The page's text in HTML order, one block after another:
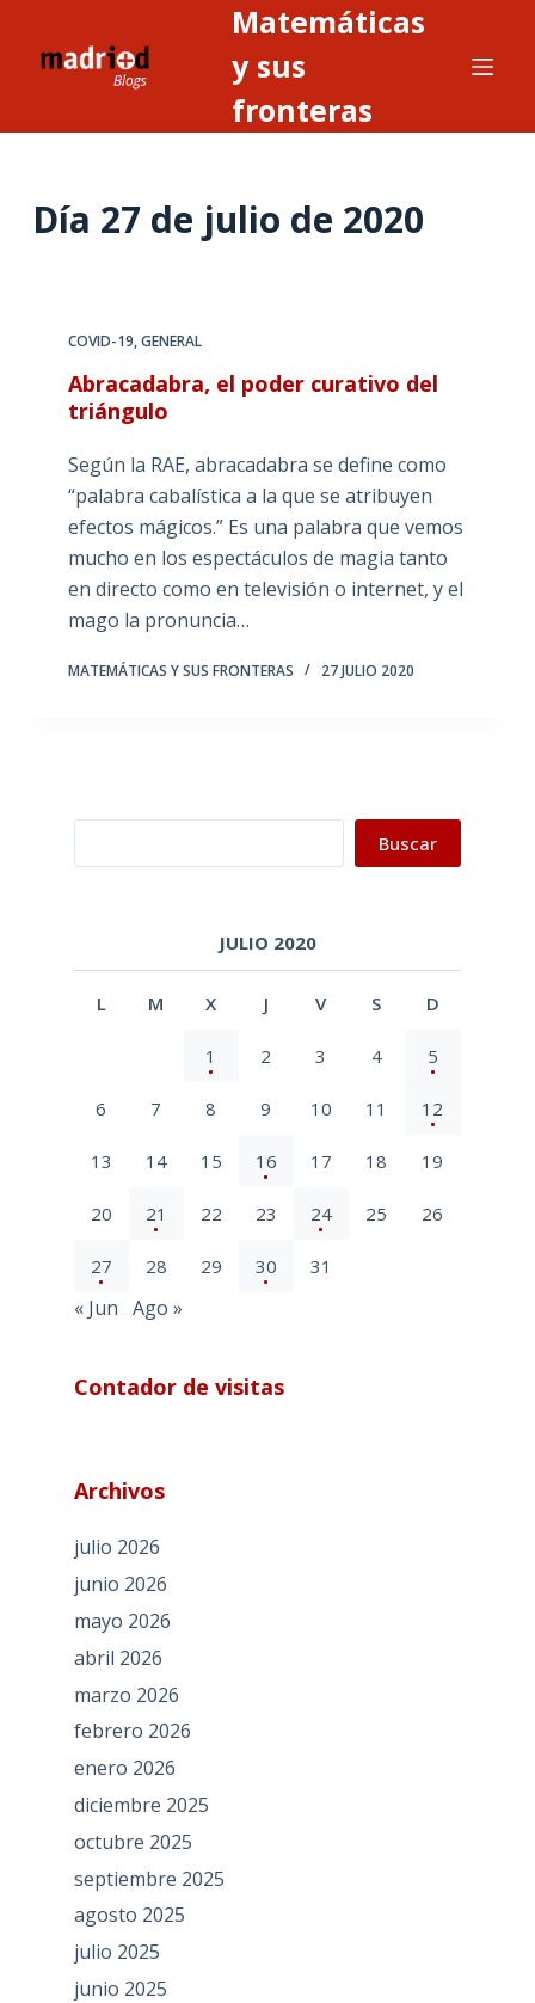
Matemáticas
y sus
fronteras
Día 27 de julio de 2020
COVID-19,GENERAL
Abracadabra, el poder curativo del
triángulo
Según la RAE, abracadabra se define como
“palabra cabalística a la que se atribuyen
efectos mágicos.” Es una palabra que vemos
mucho en los espectáculos de magia tanto
en directo como en televisión o internet, y el
mago la pronuncia…
MATEMÁTICAS Y SUS FRONTERAS 27 JULIO 2020
Buscar
JULIO 2020
L M X J V S D
1 2 3 4 5
6 7 8 9 10 11 12
13 14 15 16 17 18 19
20 21 22 23 24 25 26
27 28 29 30 31
« Jun Ago »
Contador de visitas
Archivos
julio 2026
junio 2026
mayo 2026
abril 2026
marzo 2026
febrero 2026
enero 2026
diciembre 2025
octubre 2025
septiembre 2025
agosto 2025
julio 2025
junio 2025